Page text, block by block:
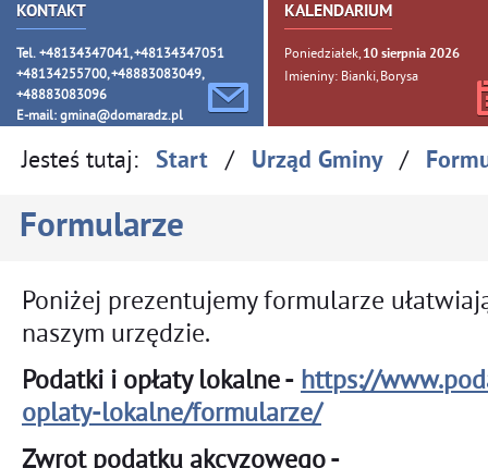
KONTAKT
Tel. +48134347041, +48134347051
+48134255700, +48883083049,
+48883083096
E-mail: gmina@domaradz.pl
KALENDARIUM
Poniedziałek, 10sierpnia 2026
Imieniny: Bianki, Borysa
Jesteś tutaj: Start / Urząd Gminy /
Formularze
Poniżej prezentujemy formularze
naszym urzędzie.
Podatki i opłaty lokalne - https://
oplaty-lokalne/formularze/
Zwrot podatku akcyzowego -